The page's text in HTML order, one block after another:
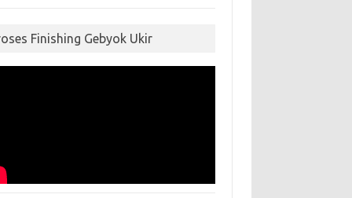
Finishing Gebyok Ukir